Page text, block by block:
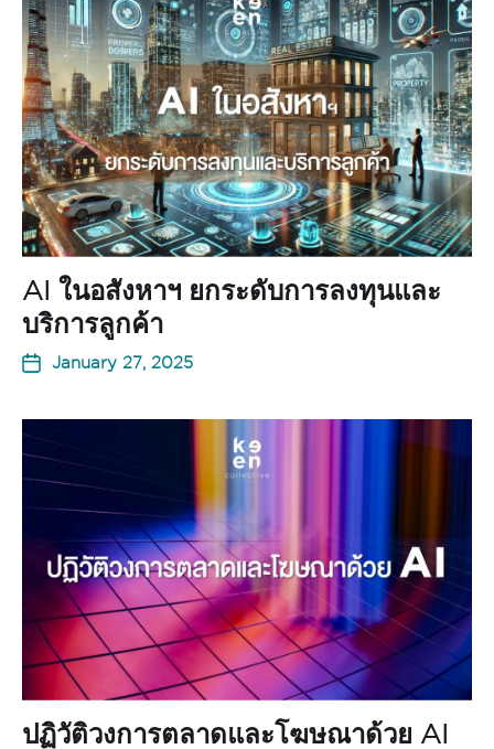
AI ในอสังหาฯ ยกระดับการลงทุนและ
บริการลูกค้า
January 27, 2025
ปฏิวัติวงการตลาดและโฆษณาด้วย AI